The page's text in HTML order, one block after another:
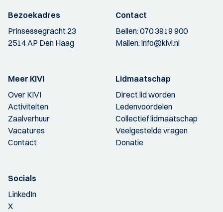
Bezoekadres
Prinsessegracht 23
2514 AP Den Haag
Contact
Bellen:070 3919 900
Mailen:info@kivi.nl
Meer KIVI
Over KIVI
Activiteiten
Zaalverhuur
Vacatures
Contact
Lidmaatschap
Direct lid worden
Ledenvoordelen
Collectief lidmaatschap
Veelgestelde vragen
Donatie
Socials
LinkedIn
X